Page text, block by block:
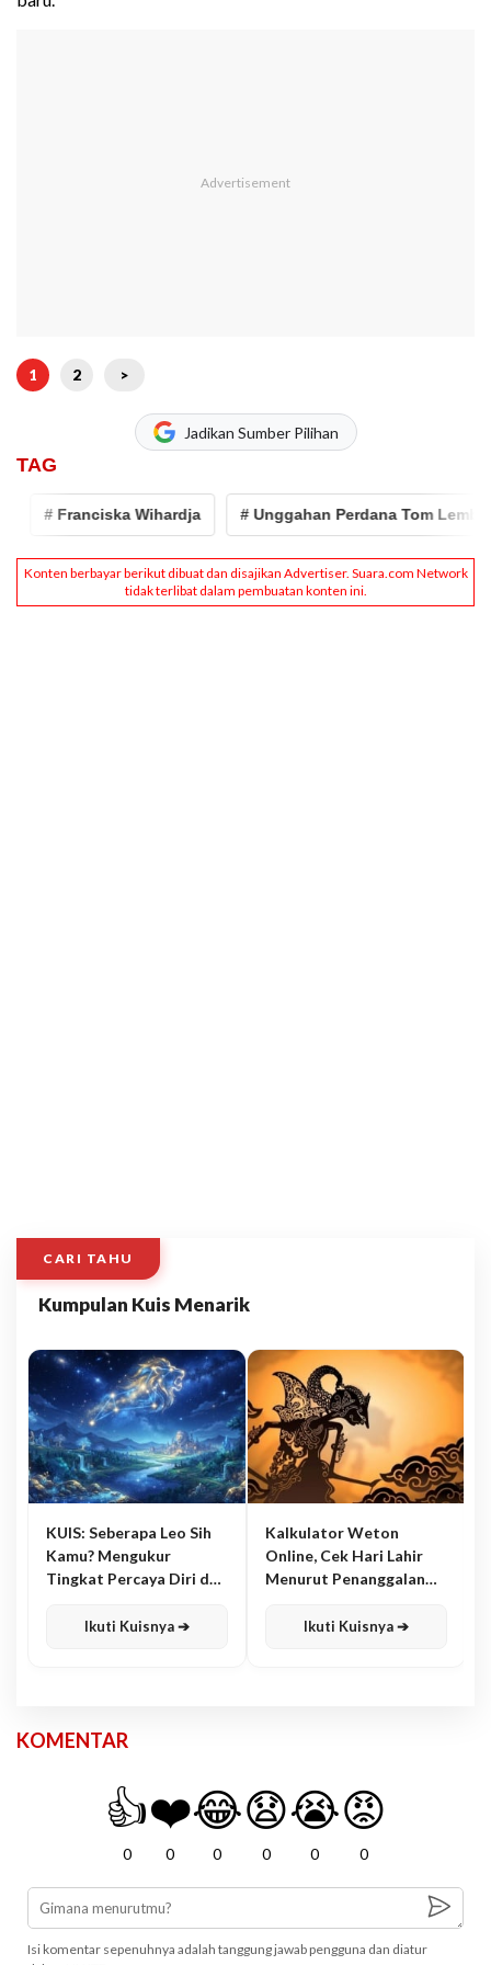
1 2 >
Jadikan Sumber Pilihan
TAG
# Franciska Wihardja # Unggahan Perdana Tom Lembong
CARI TAHU
Kumpulan Kuis Menarik
KUIS: Seberapa Leo Sih
Kamu? Mengukur
Tingkat Percaya Diri dan
Ikuti Kuisnya ➔
Kalkulator Weton
Online, Cek Hari Lahir
Menurut Penanggalan
Ikuti Kuisnya ➔
KOMENTAR
👍
0
❤️
0
😂
0
😧
0
😭
0
😡
0
Isi komentar sepenuhnya adalah tanggung jawab pengguna dan diatur